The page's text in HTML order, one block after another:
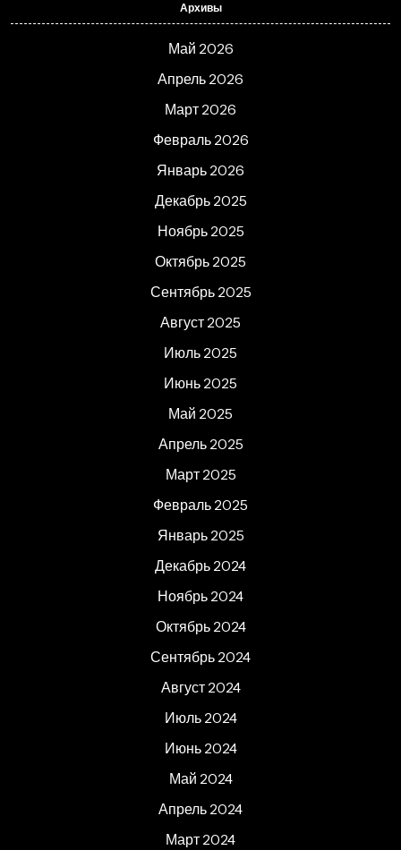
Архивы
Май 2026
Апрель 2026
Март 2026
Февраль 2026
Январь 2026
Декабрь 2025
Ноябрь 2025
Октябрь 2025
Сентябрь 2025
Август 2025
Июль 2025
Июнь 2025
Май 2025
Апрель 2025
Март 2025
Февраль 2025
Январь 2025
Декабрь 2024
Ноябрь 2024
Октябрь 2024
Сентябрь 2024
Август 2024
Июль 2024
Июнь 2024
Май 2024
Апрель 2024
Март 2024